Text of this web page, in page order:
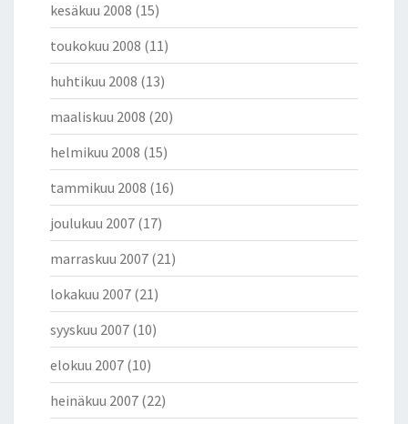
kesäkuu 2008 (15)
toukokuu 2008 (11)
huhtikuu 2008 (13)
maaliskuu 2008 (20)
helmikuu 2008 (15)
tammikuu 2008 (16)
joulukuu 2007 (17)
marraskuu 2007 (21)
lokakuu 2007 (21)
syyskuu 2007 (10)
elokuu 2007 (10)
heinäkuu 2007 (22)